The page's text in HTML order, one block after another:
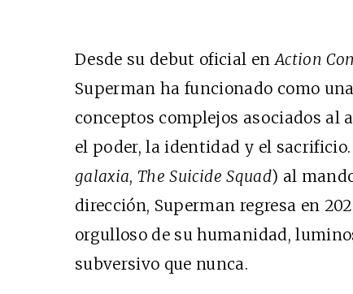
Desde su debut oficial enAction
Superman ha funcionado como
conceptos complejos asociados al
el poder, la identidad y el sacrificio.
galaxia,The Suicide Squad) al
dirección, Superman regresa en
orgulloso de su humanidad,
subversivo que nunca.